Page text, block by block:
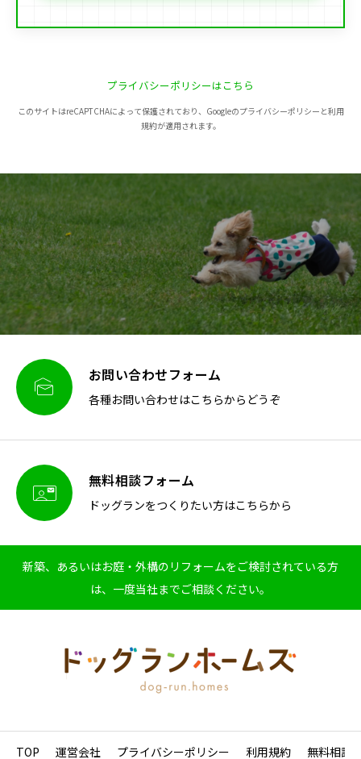
プライバシーポリシーはこちら
このサイトはreCAPTCHAによって保護されており、Googleのプライバシーポリシーと利用
規約が適用されます。
 お問い合わせフォーム
各種お問い合わせはこちらからどうぞ
 無料相談フォーム
ドッグランをつくりたい方はこちらから
新築、あるいはお庭・外構のリフォームをご検討されている方
は、一度当社までご相談ください。
TOP 運営会社 プライバシーポリシー 利用規約 無料相談